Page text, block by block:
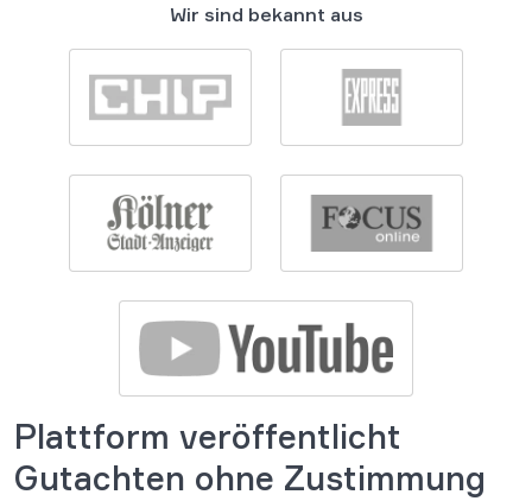
Wir sind bekannt aus
Plattform veröffentlicht
Gutachten ohne Zustimmung